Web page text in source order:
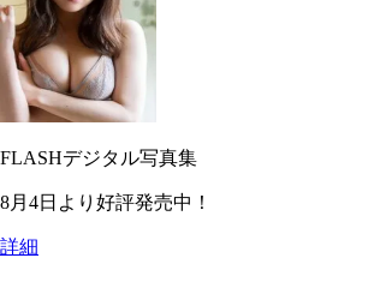
FLASHデジタル写真集
8月4日より好評発売中！
詳細